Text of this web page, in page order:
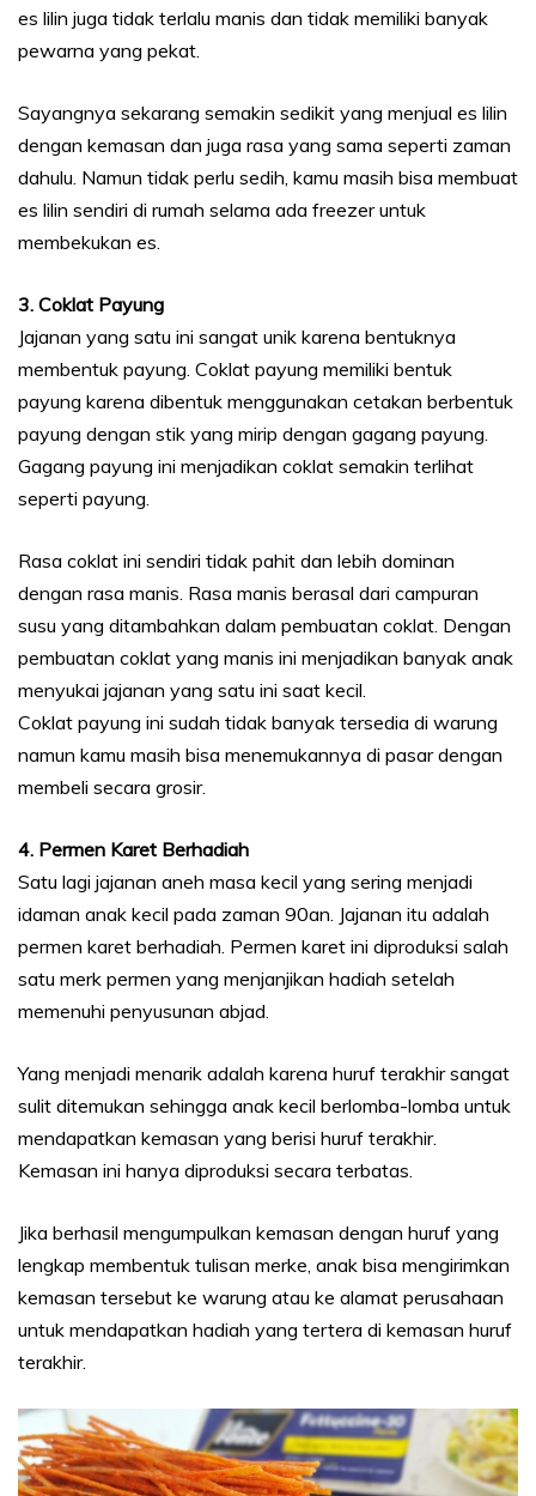
es lilin juga tidak terlalu manis dan tidak memiliki banyak
pewarna yang pekat.
Sayangnya sekarang semakin sedikit yang menjual es lilin
dengan kemasan dan juga rasa yang sama seperti zaman
dahulu. Namun tidak perlu sedih, kamu masih bisa membuat
es lilin sendiri di rumah selama ada freezer untuk
membekukan es.
3. Coklat Payung
Jajanan yang satu ini sangat unik karena bentuknya
membentuk payung. Coklat payung memiliki bentuk
payung karena dibentuk menggunakan cetakan berbentuk
payung dengan stik yang mirip dengan gagang payung.
Gagang payung ini menjadikan coklat semakin terlihat
seperti payung.
Rasa coklat ini sendiri tidak pahit dan lebih dominan
dengan rasa manis. Rasa manis berasal dari campuran
susu yang ditambahkan dalam pembuatan coklat. Dengan
pembuatan coklat yang manis ini menjadikan banyak anak
menyukai jajanan yang satu ini saat kecil.
Coklat payung ini sudah tidak banyak tersedia di warung
namun kamu masih bisa menemukannya di pasar dengan
membeli secara grosir.
4. Permen Karet Berhadiah
Satu lagi jajanan aneh masa kecil yang sering menjadi
idaman anak kecil pada zaman 90an. Jajanan itu adalah
permen karet berhadiah. Permen karet ini diproduksi salah
satu merk permen yang menjanjikan hadiah setelah
memenuhi penyusunan abjad.
Yang menjadi menarik adalah karena huruf terakhir sangat
sulit ditemukan sehingga anak kecil berlomba-lomba untuk
mendapatkan kemasan yang berisi huruf terakhir.
Kemasan ini hanya diproduksi secara terbatas.
Jika berhasil mengumpulkan kemasan dengan huruf yang
lengkap membentuk tulisan merke, anak bisa mengirimkan
kemasan tersebut ke warung atau ke alamat perusahaan
untuk mendapatkan hadiah yang tertera di kemasan huruf
terakhir.